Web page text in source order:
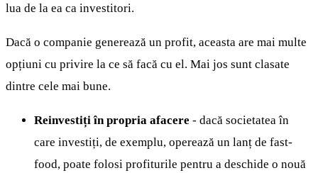
lua de la ea ca investitori.
Dacă o companie generează un profit, aceasta are mai multe
opțiuni cu privire la ce să facă cu el. Mai jos sunt clasate
dintre cele mai bune.
Reinvestiți în propria afacere - dacă societatea în
care investiți, de exemplu, operează un lanț de fast-
food, poate folosi profiturile pentru a deschide o nouă